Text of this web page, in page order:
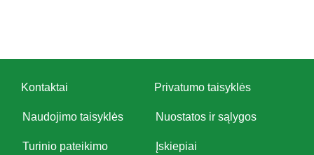
Kontaktai Privatumo taisyklės
Naudojimo taisyklės Nuostatos ir sąlygos
Turinio pateikimo
Įskiepiai